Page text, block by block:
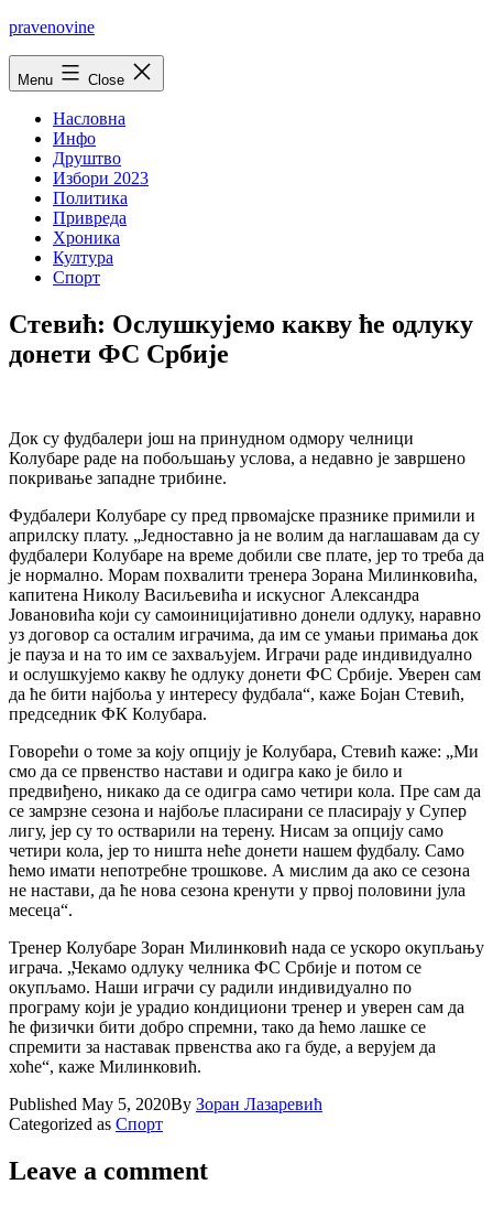
Skip
pravenovine
Menu Close
Насловна
Инфо
Друштво
Избори 2023
Политика
Привреда
Хроника
Култура
Спорт
Стевић: Ослушкујемо какву ће одлуку
донети ФС Србије
Док су фудбалери још на принудном одмору челници
Колубаре раде на побољшању услова, a недавно је завршено
покривање западне трибине.
Фудбалери Колубаре су пред првомајске празнике примили и
априлску плату. „Једноставно ја не волим да наглашавам да су
фудбалери Колубаре на време добили све плате, јер то треба да
је нормално. Морам похвалити тренера Зорана Милинковића,
капитена Николу Васиљевића и искусног Александра
Јовановића који су самоиницијативно донели одлуку, наравно
уз договор са осталим играчима, да им се умањи примања док
је пауза и на то им се захваљујем. Играчи раде индивидуално
и ослушкујемо какву ће одлуку донети ФС Србије. Уверен сам
да ће бити најбоља у интересу фудбала“, каже Бојан Стевић,
председник ФК Колубара.
Говорећи о томе за коју опцију је Колубара, Стевић каже: „Ми
смо да се првенство настави и одигра како је било и
предвиђено, никако да се одигра само четири кола. Пре сам да
се замрзне сезона и најбоље пласирани се пласирају у Супер
лигу, јер су то остварили на терену. Нисам за опцију само
четири кола, јер то ништа неће донети нашем фудбалу. Само
ћемо имати непотребне трошкове. А мислим да ако се сезона
не настави, да ће нова сезона кренути у првој половини јула
месеца“.
Тренер Колубаре Зоран Милинковић нада се ускоро окупљању
играча. „Чекамо одлуку челника ФС Србије и потом се
окупљамо. Наши играчи су радили индивидуално по
програму који је урадио кондициони тренер и уверен сам да
ће физички бити добро спремни, тако да ћемо лашке се
спремити за наставак првенства ако га буде, а верујем да
хоће“, каже Милинковић.
Published May 5, 2020By Зоран Лазаревић
Categorized as Спорт
Leave a comment